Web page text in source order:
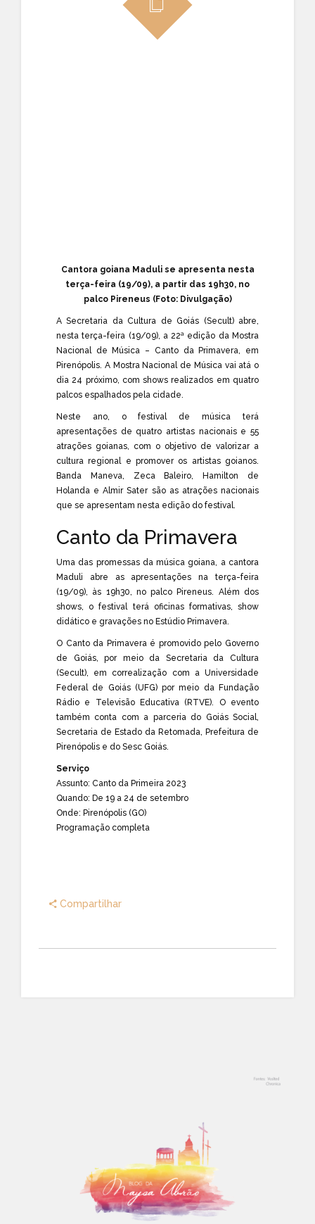
Cantora goiana Maduli se apresenta nesta
terça-feira (19/09), a partir das 19h30, no
palco Pireneus (Foto: Divulgação)
ASecretaria da Cultura de Goiás (Secult) abre,
nesta terça-feira (19/09), a 22ª edição da Mostra
Nacional de Música – Canto da Primavera, em
Pirenópolis. A Mostra Nacional de Música vai atá o
dia 24 próximo, com shows realizados em quatro
palcos espalhados pela cidade.
Neste ano, o festival de música terá
apresentações de quatro artistas nacionais e 55
atrações goianas, com o objetivo de valorizar a
cultura regional e promover os artistas goianos.
Banda Maneva, Zeca Baleiro, Hamilton de
Holanda e Almir Sater são as atrações nacionais
que se apresentam nesta edição do festival.
Canto da Primavera
Uma das promessas da música goiana, a cantora
Maduli abre as apresentações na terça-feira
(19/09), às 19h30, no palco Pireneus. Além dos
shows, o festival terá oficinas formativas, show
didático e gravações no Estúdio Primavera.
O Canto da Primavera é promovido pelo Governo
de Goiás, por meio da Secretaria da Cultura
(Secult), em correalização com a Universidade
Federal de Goiás (UFG) por meio da Fundação
Rádio e Televisão Educativa (RTVE). O evento
também conta com a parceria do Goiás Social,
Secretaria de Estado da Retomada, Prefeitura de
Pirenópolis e do Sesc Goiás.
Serviço
Assunto: Canto da Primeira 2023
Quando: De 19 a 24 de setembro
Onde: Pirenópolis (GO)
Programação completa
Compartilhar